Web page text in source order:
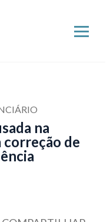
na
correção de